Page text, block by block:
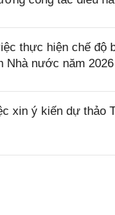
thực hiện chế độ
nước năm
xin ý kiến dự thảo